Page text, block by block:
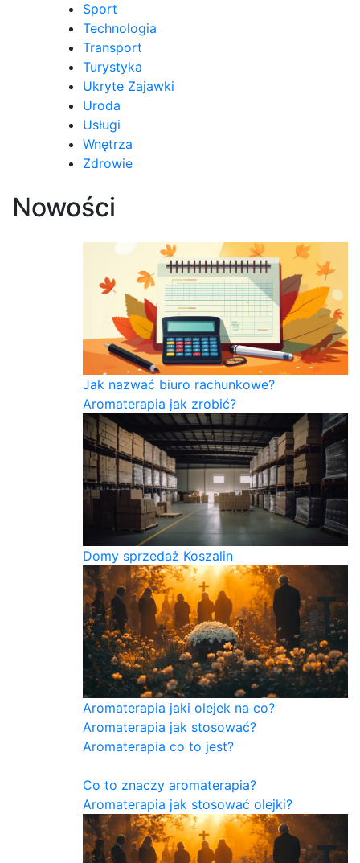
Sport
Technologia
Transport
Turystyka
Ukryte Zajawki
Uroda
Usługi
Wnętrza
Zdrowie
Nowości
Jak nazwać biuro rachunkowe?
Aromaterapia jak zrobić?
Domy sprzedaż Koszalin
Aromaterapia jaki olejek na co?
Aromaterapia jak stosować?
Aromaterapia co to jest?
Co to znaczy aromaterapia?
Aromaterapia jak stosować olejki?